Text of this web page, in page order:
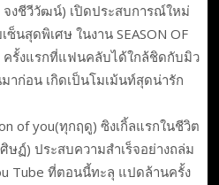
งชีวีวัฒน์) เปิดประสบการณ์ใหม่
นสุดพิเศษ ในงาน SEASON OF
ครั้งแรกที่แฟนคลับได้ใกล้ชิดกับมิว
ก่อน เกิดเป็นโมเม้นท์สุดน่ารัก
of you(ทุกฤดู) ซิงเกิ้ลแรกในชีวิต
ษฏ์) ประสบความสำเร็จอย่างถล่ม
Tube ที่ตอนนี้ทะลุ แปดล้านครั้ง